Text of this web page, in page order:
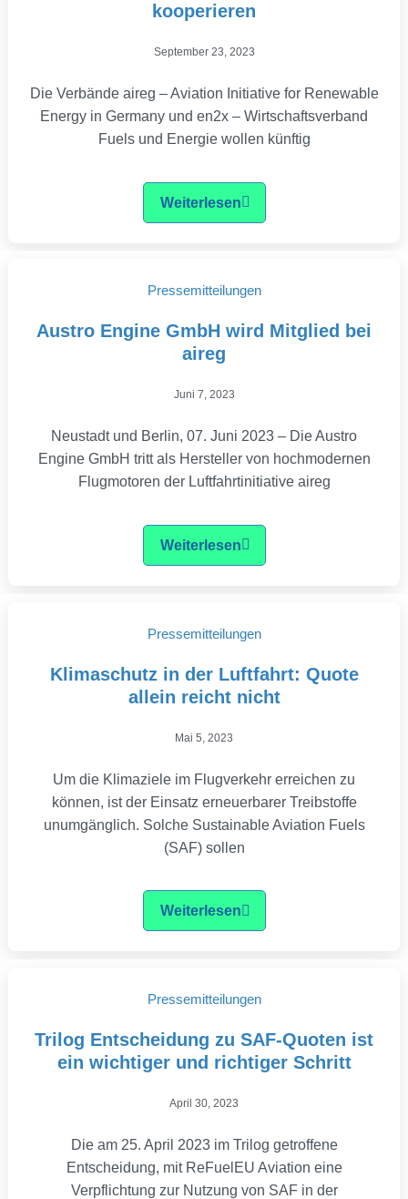
kooperieren
September 23, 2023
Die Verbände aireg – Aviation Initiative for Renewable
Energy in Germany und en2x – Wirtschaftsverband
Fuels und Energie wollen künftig
Weiterlesen
Pressemitteilungen
Austro Engine GmbH wird Mitglied bei
aireg
Juni 7, 2023
Neustadt und Berlin, 07. Juni 2023 – Die Austro
Engine GmbH tritt als Hersteller von hochmodernen
Flugmotoren der Luftfahrtinitiative aireg
Weiterlesen
Pressemitteilungen
Klimaschutz in der Luftfahrt: Quote
allein reicht nicht
Mai 5, 2023
Um die Klimaziele im Flugverkehr erreichen zu
können, ist der Einsatz erneuerbarer Treibstoffe
unumgänglich. Solche Sustainable Aviation Fuels
(SAF) sollen
Weiterlesen
Pressemitteilungen
Trilog Entscheidung zu SAF-Quoten ist
ein wichtiger und richtiger Schritt
April 30, 2023
Die am 25. April 2023 im Trilog getroffene
Entscheidung, mit ReFuelEU Aviation eine
Verpflichtung zur Nutzung von SAF in der